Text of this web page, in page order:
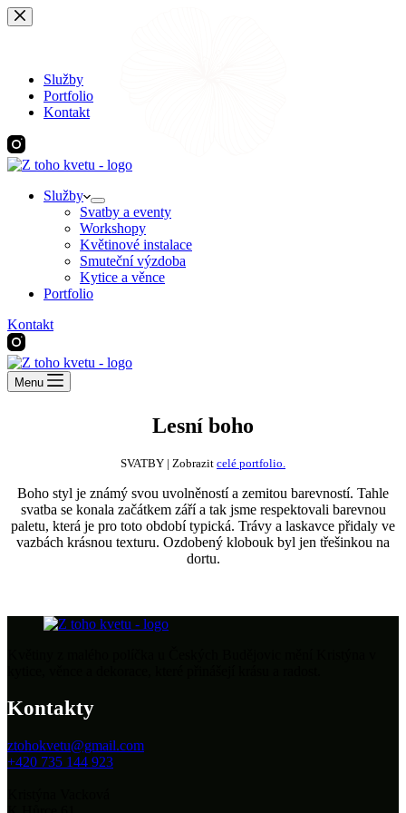
Skip
to
Služby
Portfolio
Kontakt
Služby
Svatby a eventy
Workshopy
Květinové instalace
Smuteční výzdoba
Kytice a věnce
Portfolio
Kontakt
Menu
Lesní boho
SVATBY | Zobrazit celé portfolio.
Boho styl je známý svou uvolněností a zemitou barevností. Tahle
svatba se konala začátkem září a tak jsme respektovali barevnou
paletu, která je pro toto období typická. Trávy a laskavce přidaly ve
vazbách krásnou texturu. Ozdobený klobouk byl jen třešinkou na
dortu.
Kontakty
ztohokvetu@gmail.com
+420 735 144 923